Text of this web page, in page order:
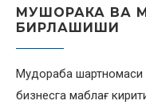
МУШОРАКА ВА
БИРЛАШИШИ
Мудораба
бизнесга маблағ